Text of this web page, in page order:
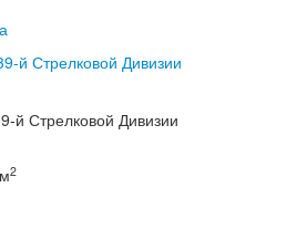
й Стрелковой Дивизии
2